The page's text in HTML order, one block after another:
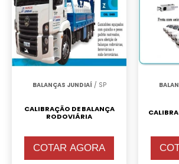
BALANÇAS JUNDIAÍ / SP
CALIBRAÇÃO DE BALANÇA
RODOVIÁRIA
COTAR AGORA